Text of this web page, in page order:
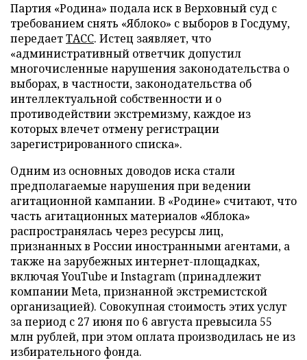
Партия «Родина» подала иск в Верховный суд с
требованием снять «Яблоко» с выборов в Госдуму,
передаетТАСС. Истец заявляет, что
«административный ответчик допустил
многочисленные нарушения законодательства о
выборах, в частности, законодательства об
интеллектуальной собственности и о
противодействии экстремизму, каждое из
которых влечет отмену регистрации
зарегистрированного списка».
Одним из основных доводов иска стали
предполагаемые нарушения при ведении
агитационной кампании. В «Родине» считают, что
часть агитационных материалов «Яблока»
распространялась через ресурсы лиц,
признанных в России иностранными агентами, а
также на зарубежных интернет-площадках,
включая YouTube и Instagram (принадлежит
компании Meta, признанной экстремистской
организацией). Совокупная стоимость этих услуг
за период с 27 июня по 6 августа превысила 55
млн рублей, при этом оплата производилась не из
избирательного фонда.